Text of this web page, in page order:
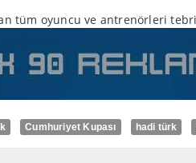
tüm oyuncu ve antrenörleri
Cumhuriyet Kupası hadi türk